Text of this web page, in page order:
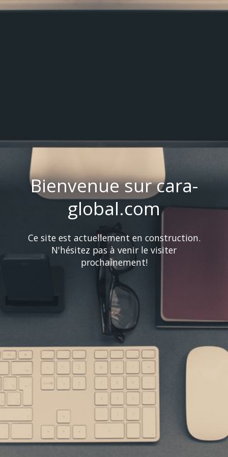
Bienvenue sur cara-
global.com
Ce site est actuellement en construction.
N'hésitez pas à venir le visiter
prochainement!